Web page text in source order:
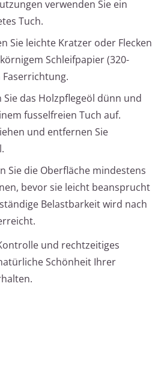
verwenden Sie ein
Tuch.
Sie leichte Kratzer oder Flecken
Schleifpapier (320-
Sie das Holzpflegeöl dünn und
fusselfreien Tuch auf.
und entfernen Sie
Sie die Oberfläche mindestens
bevor sie leicht beansprucht
Belastbarkeit wird nach
und rechtzeitiges
Schönheit Ihrer